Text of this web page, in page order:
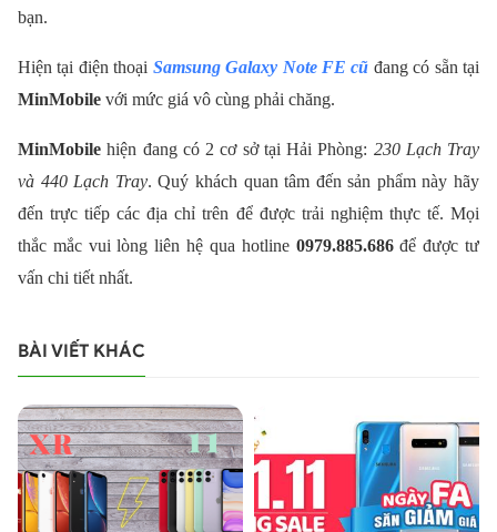
bạn.
Hiện tại điện thoại Samsung Galaxy Note FE cũ đang có sẵn tại
MinMobile với mức giá vô cùng phải chăng.
MinMobile hiện đang có 2 cơ sở tại Hải Phòng: 230 Lạch Tray
và 440 Lạch Tray. Quý khách quan tâm đến sản phẩm này hãy
đến trực tiếp các địa chỉ trên để được trải nghiệm thực tế. Mọi
thắc mắc vui lòng liên hệ qua hotline 0979.885.686để được tư
vấn chi tiết nhất.
BÀI VIẾT KHÁC